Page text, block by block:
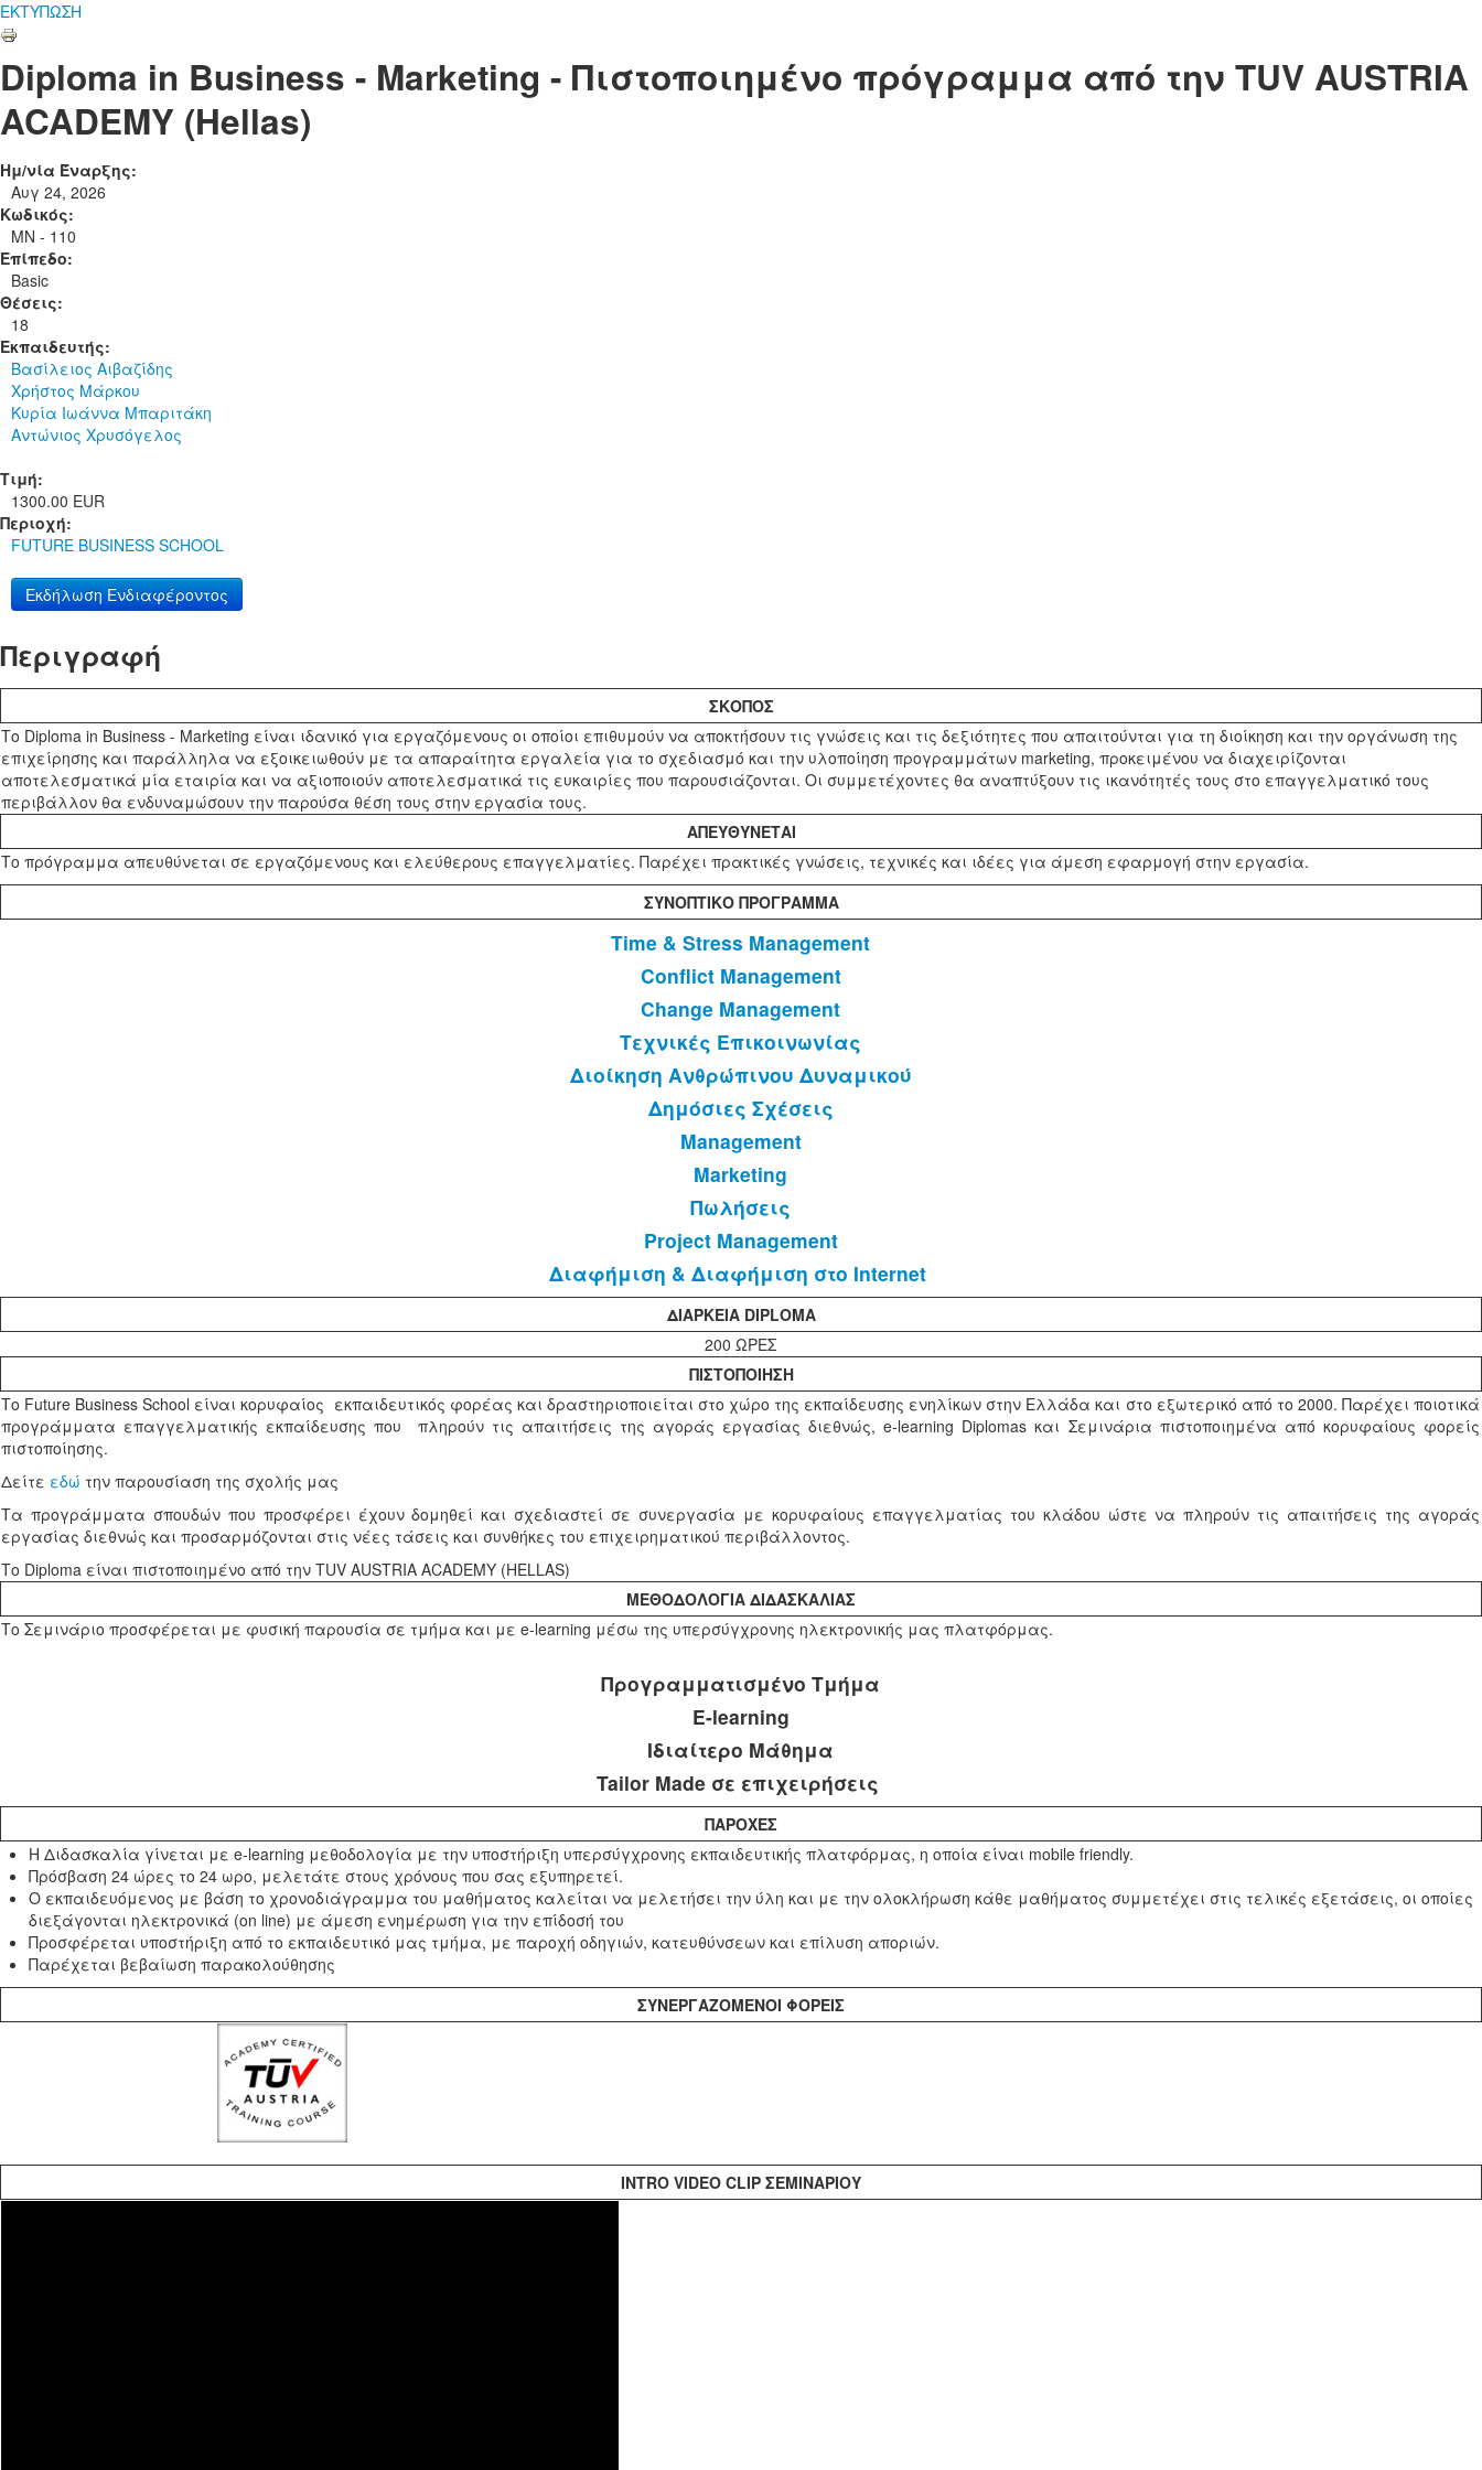
ΕΚΤΥΠΩΣΗ
Diploma in Business - Marketing - Πιστοποιημένο πρόγραμμα από την TUV AUSTRIA
ACADEMY (Hellas)
Ημ/νία Έναρξης:
Αυγ 24, 2026
Κωδικός:
MN - 110
Επίπεδο:
Basic
Θέσεις:
18
Εκπαιδευτής:
Βασίλειος Αιβαζίδης
Χρήστος Μάρκου
Κυρία Ιωάννα Μπαριτάκη
Αντώνιος Χρυσόγελος
Τιμή:
1300.00 EUR
Περιοχή:
FUTURE BUSINESS SCHOOL
Εκδήλωση Ενδιαφέροντος
Περιγραφή
ΣΚΟΠΟΣ
Το Diploma in Business - Marketing είναι ιδανικό για εργαζόμενους οι οποίοι επιθυμούν να αποκτήσουν τις γνώσεις και τις δεξιότητες που απαιτούνται για τη διοίκηση και την οργάνωση της
επιχείρησης και παράλληλα να εξοικειωθούν με τα απαραίτητα εργαλεία για το σχεδιασμό και την υλοποίηση προγραμμάτων marketing, προκειμένου να διαχειρίζονται
αποτελεσματικά μία εταιρία και να αξιοποιούν αποτελεσματικά τις ευκαιρίες που παρουσιάζονται. Οι συμμετέχοντες θα αναπτύξουν τις ικανότητές τους στο επαγγελματικό τους
περιβάλλον θα ενδυναμώσουν την παρούσα θέση τους στην εργασία τους.
ΑΠΕΥΘΥΝΕΤΑΙ
Το πρόγραμμα απευθύνεται σε εργαζόμενους και ελεύθερους επαγγελματίες. Παρέχει πρακτικές γνώσεις, τεχνικές και ιδέες για άμεση εφαρμογή στην εργασία.
ΣΥΝΟΠΤΙΚΟ ΠΡΟΓΡΑΜΜΑ
Time & Stress Management
Conflict Management
Change Management
Τεχνικές Επικοινωνίας
Διοίκηση Ανθρώπινου Δυναμικού
Δημόσιες Σχέσεις
Management
Marketing
Πωλήσεις
Project Management
Διαφήμιση & Διαφήμιση στο Internet
ΔΙΑΡΚΕΙΑ DIPLOMA
200 ΩΡΕΣ
ΠΙΣΤΟΠΟΙΗΣΗ
Το Future Business School είναι κορυφαίος εκπαιδευτικός φορέας και δραστηριοποιείται στο χώρο της εκπαίδευσης ενηλίκων στην Ελλάδα και στο εξωτερικό από το 2000. Παρέχει ποιοτικά
προγράμματα επαγγελματικής εκπαίδευσης που πληρούν τις απαιτήσεις της αγοράς εργασίας διεθνώς, e-learning Diplomas και Σεμινάρια πιστοποιημένα από κορυφαίους φορείς
πιστοποίησης.
Δείτε εδώ την παρουσίαση της σχολής μας
Τα προγράμματα σπουδών που προσφέρει έχουν δομηθεί και σχεδιαστεί σε συνεργασία με κορυφαίους επαγγελματίας του κλάδου ώστε να πληρούν τις απαιτήσεις της αγοράς
εργασίας διεθνώς και προσαρμόζονται στις νέες τάσεις και συνθήκες του επιχειρηματικού περιβάλλοντος.
Το Diploma είναι πιστοποιημένο από την TUV AUSTRIA ACADEMY (HELLAS)­
ΜΕΘΟΔΟΛΟΓΙΑ ΔΙΔΑΣΚΑΛΙΑΣ
Το Σεμινάριο προσφέρεται με φυσική παρουσία σε τμήμα και με e-learning μέσω της υπερσύγχρονης ηλεκτρονικής μας πλατφόρμας.
Προγραμματισμένο Τμήμα
E-learning
Ιδιαίτερο Μάθημα
Tailor Made σε επιχειρήσεις
ΠΑΡΟΧΕΣ
Η Διδασκαλία γίνεται με e-learning μεθοδολογία με την υποστήριξη υπερσύγχρονης εκπαιδευτικής πλατφόρμας, η οποία είναι mobile friendly.
Πρόσβαση 24 ώρες το 24 ωρο, μελετάτε στους χρόνους που σας εξυπηρετεί.
Ο εκπαιδευόμενος με βάση το χρονοδιάγραμμα του μαθήματος καλείται να μελετήσει την ύλη και με την ολοκλήρωση κάθε μαθήματος συμμετέχει στις τελικές εξετάσεις, οι οποίες
διεξάγονται ηλεκτρονικά (on line) με άμεση ενημέρωση για την επίδοσή του
Προσφέρεται υποστήριξη από το εκπαιδευτικό μας τμήμα, με παροχή οδηγιών, κατευθύνσεων και επίλυση αποριών.
Παρέχεται βεβαίωση παρακολούθησης
ΣΥΝΕΡΓΑΖΟΜΕΝΟΙ ΦΟΡΕΙΣ
INTRO VIDEO CLIP ΣΕΜΙΝΑΡΙΟΥ